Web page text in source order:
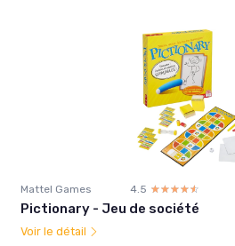
Mattel Games 4.5 ☆☆☆☆☆
★★★★★
Pictionary - Jeu de société
Voir le détail